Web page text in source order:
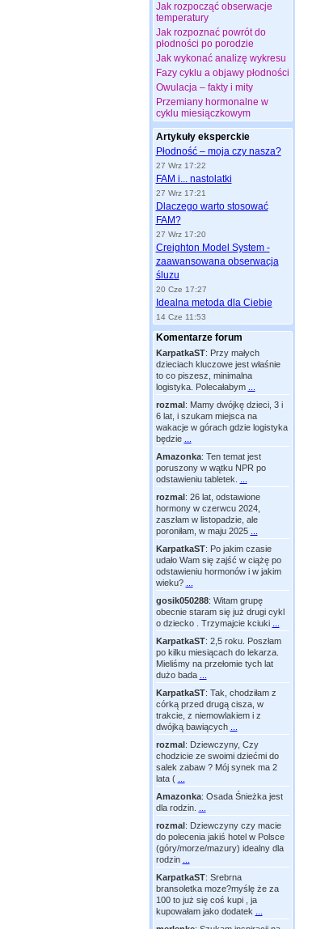
Jak rozpocząć obserwacje
temperatury
Jak rozpoznać powrót do
płodności po porodzie
Jak wykonać analizę wykresu
Fazy cyklu a objawy płodności
Owulacja – fakty i mity
Przemiany hormonalne w
cyklu miesiączkowym
Artykuły eksperckie
Płodność – moja czy nasza?
27 Wrz 17:22
FAM i... nastolatki
27 Wrz 17:21
Dlaczego warto stosować
FAM?
27 Wrz 17:20
Creighton Model System -
zaawansowana obserwacja
śluzu
20 Cze 17:27
Idealna metoda dla Ciebie
14 Cze 11:53
Komentarze forum
KarpatkaST: Przy małych
dzieciach kluczowe jest właśnie
to co piszesz, minimalna
logistyka. Polecałabym
rozmal: Mamy dwójkę dzieci, 3 i
6 lat, i szukam miejsca na
wakacje w górach gdzie logistyka
będzie
Amazonka: Ten temat jest
poruszony w wątku NPR po
odstawieniu tabletek.
rozmal: 26 lat, odstawione
hormony w czerwcu 2024,
zaszłam w listopadzie, ale
poroniłam, w maju 2025
KarpatkaST: Po jakim czasie
udało Wam się zajść w ciążę po
odstawieniu hormonów i w jakim
wieku?
gosik050288: Witam grupę
obecnie staram się już drugi cykl
o dziecko . Trzymajcie kciuki
KarpatkaST: 2,5 roku. Poszłam
po kilku miesiącach do lekarza.
Mieliśmy na przełomie tych lat
dużo bada
KarpatkaST: Tak, chodziłam z
córką przed drugą cisza, w
trakcie, z niemowlakiem i z
dwójką bawiących
rozmal: Dziewczyny, Czy
chodzicie ze swoimi dziećmi do
salek zabaw ? Mój synek ma 2
lata (
Amazonka: Osada Śnieżka jest
dla rodzin.
rozmal: Dziewczyny czy macie
do polecenia jakiś hotel w Polsce
(góry/morze/mazury) idealny dla
rodzin
KarpatkaST: Srebrna
bransoletka moze?myślę że za
100 to już się coś kupi , ja
kupowałam jako dodatek